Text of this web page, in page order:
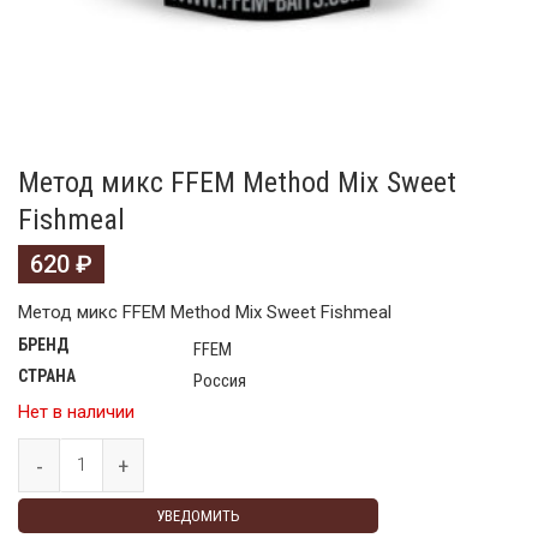
Метод микс FFEM Method Mix Sweet
Fishmeal
620 ₽
Метод микс FFEM Method Mix Sweet Fishmeal
БРЕНД FFEM
СТРАНА
Россия
Нет в наличии
УВЕДОМИТЬ